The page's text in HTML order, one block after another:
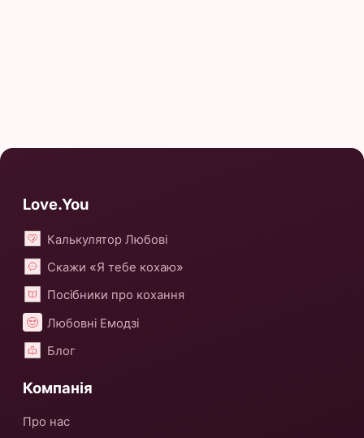
Love.You
Калькулятор Любові
Скажи «Я тебе кохаю»
Посібники про кохання
Любовні Емодзі
Блог
Компанія
Про нас